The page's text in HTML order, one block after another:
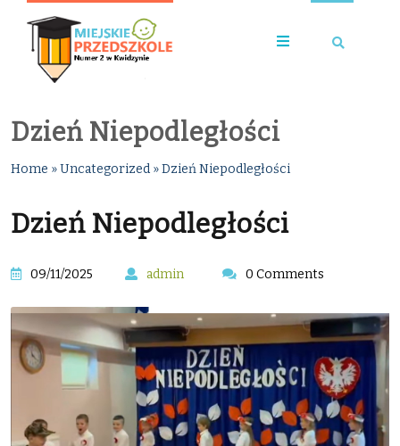
Dzień Niepodległości
Home »Uncategorized »Dzień Niepodległości
Dzień Niepodległości
09/11/2025 admin 0 Comments